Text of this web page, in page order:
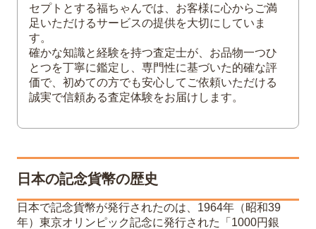
セプトとする福ちゃんでは、お客様に心からご満
足いただけるサービスの提供を大切にしていま
す。
確かな知識と経験を持つ査定士が、お品物一つひ
とつを丁寧に鑑定し、専門性に基づいた的確な評
価で、初めての方でも安心してご依頼いただける
誠実で信頼ある査定体験をお届けします。
日本の記念貨幣の歴史
日本で記念貨幣が発行されたのは、1964年（昭和39
年）東京オリンピック記念に発行された「1000円銀